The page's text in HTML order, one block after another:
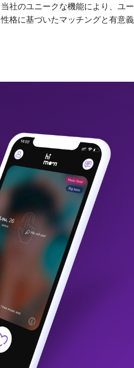
当社のユニークな機能により、ユ
性格に基づいたマッチングと有意